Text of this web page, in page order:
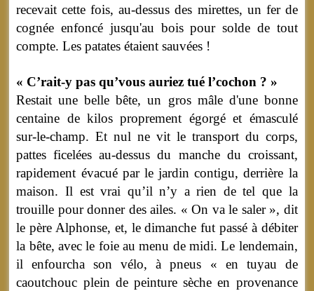
recevait cette fois, au-dessus des mirettes, un fer de
cognée enfoncé jusqu'au bois pour solde de tout
compte. Les patates étaient sauvées !
« C’rait-y pas qu’vous auriez tué l’cochon ? »
Restait une belle bête, un gros mâle d'une bonne
centaine de kilos proprement égorgé et émasculé
sur-le-champ. Et nul ne vit le transport du corps,
pattes ficelées au-dessus du manche du croissant,
rapidement évacué par le jardin contigu, derrière la
maison. Il est vrai qu’il n’y a rien de tel que la
trouille pour donner des ailes. « On va le saler », dit
le père Alphonse, et, le dimanche fut passé à débiter
la bête, avec le foie au menu de midi. Le lendemain,
il enfourcha son vélo, à pneus « en tuyau de
caoutchouc plein de peinture sèche en provenance